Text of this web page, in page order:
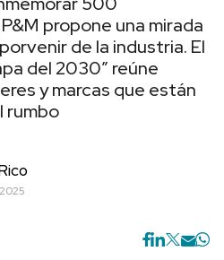
propone una mirada
de la industria. El
del 2030” reúne
y marcas que están
rumbo